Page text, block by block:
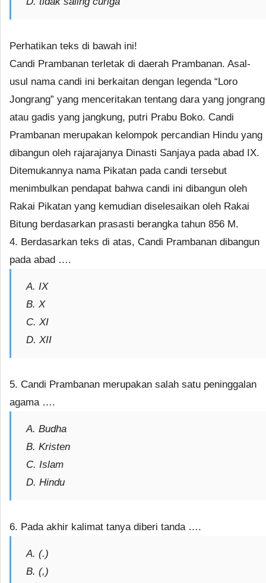
Perhatikan teks di bawah ini!
Candi Prambanan terletak di daerah Prambanan. Asal-
usul nama candi ini berkaitan dengan legenda “Loro
Jongrang” yang menceritakan tentang dara yang jongrang
atau gadis yang jangkung, putri Prabu Boko. Candi
Prambanan merupakan kelompok percandian Hindu yang
dibangun oleh rajarajanya Dinasti Sanjaya pada abad IX.
Ditemukannya nama Pikatan pada candi tersebut
menimbulkan pendapat bahwa candi ini dibangun oleh
Rakai Pikatan yang kemudian diselesaikan oleh Rakai
Bitung berdasarkan prasasti berangka tahun 856 M.
4. Berdasarkan teks di atas, Candi Prambanan dibangun
pada abad ….
A. IX
B. X
C. XI
D. XII
5. Candi Prambanan merupakan salah satu peninggalan
agama ….
A. Budha
B. Kristen
C. Islam
D. Hindu
6. Pada akhir kalimat tanya diberi tanda ….
A. (.)
B. (,)